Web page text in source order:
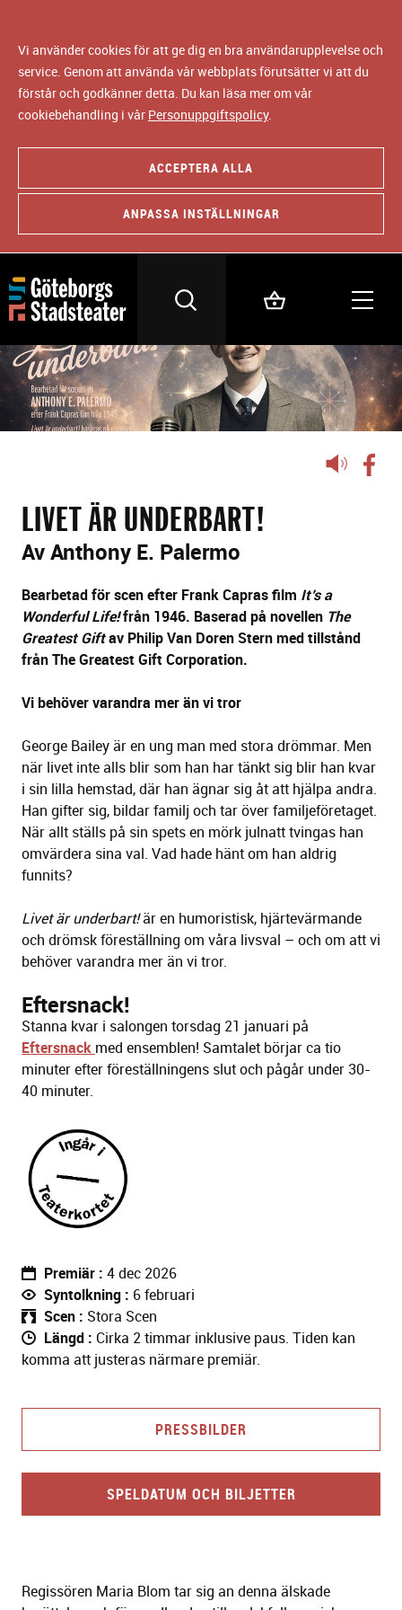
Vi använder cookies för att ge dig en bra användarupplevelse och
service. Genom att använda vår webbplats förutsätter vi att du
förstår och godkänner detta. Du kan läsa mer om vår
cookiebehandling i vår Personuppgiftspolicy.
ACCEPTERA ALLA
ANPASSA INSTÄLLNINGAR
Lyssna
LIVET ÄR UNDERBART!
Av Anthony E. Palermo
Bearbetad för scen efter Frank Capras film It’s a
Wonderful Life!från 1946. Baserad på novellen The
Greatest Giftav Philip Van Doren Stern med tillstånd
från The Greatest Gift Corporation.
Vi behöver varandra mer än vi tror
George Bailey är en ung man med stora drömmar. Men
när livet inte alls blir som han har tänkt sig blir han kvar
i sin lilla hemstad, där han ägnar sig åt att hjälpa andra.
Han gifter sig, bildar familj och tar över familjeföretaget.
När allt ställs på sin spets en mörk julnatt tvingas han
omvärdera sina val. Vad hade hänt om han aldrig
funnits?
Livet är underbart!är en humoristisk, hjärtevärmande
och drömsk föreställning om våra livsval – och om att vi
behöver varandra mer än vi tror.
Eftersnack!
Stanna kvar i salongen torsdag 21 januari på
Eftersnack med ensemblen! Samtalet börjar ca tio
minuter efter föreställningens slut och pågår under 30-
40 minuter.
Premiär 4 dec 2026
Syntolkning
6 februari
Scen
Stora Scen
Längd
Cirka 2 timmar inklusive paus. Tiden kan
komma att justeras närmare premiär.
PRESSBILDER
SPELDATUM OCH BILJETTER
Regissören Maria Blom tar sig an denna älskade